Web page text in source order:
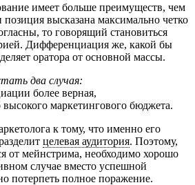
имеет больше преимуществ, чем
высказана максимально четко
то говорящий становиться
Дифференциация же, какой бы
оратора от основной массы.
два случая:
более верная,
маркетингового бюджета.
к тому, что именно его
целевая аудитория. Поэтому,
от мейнстрима, необходимо хорошо
случае вместо успешной
потерпеть полное поражение.